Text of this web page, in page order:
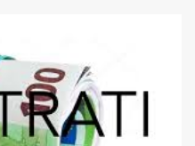
di genere, in linea con la
di offrire maggiore tutela e
provinciale per i docenti
misura esclusiva della
integra in maniera stabile lo